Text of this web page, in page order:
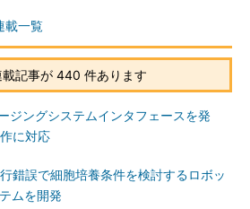
載一覧
載記事が 440 件あります
ジングシステムインタフェースを発
に対応
錯誤で細胞培養条件を検討するロボッ
ムを開発